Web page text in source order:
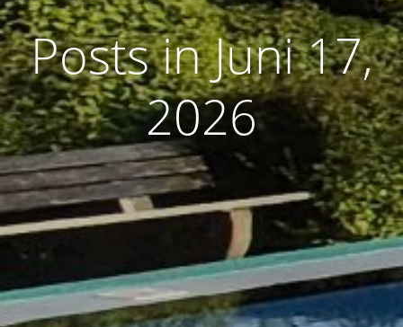
Posts in Juni 17,
2026